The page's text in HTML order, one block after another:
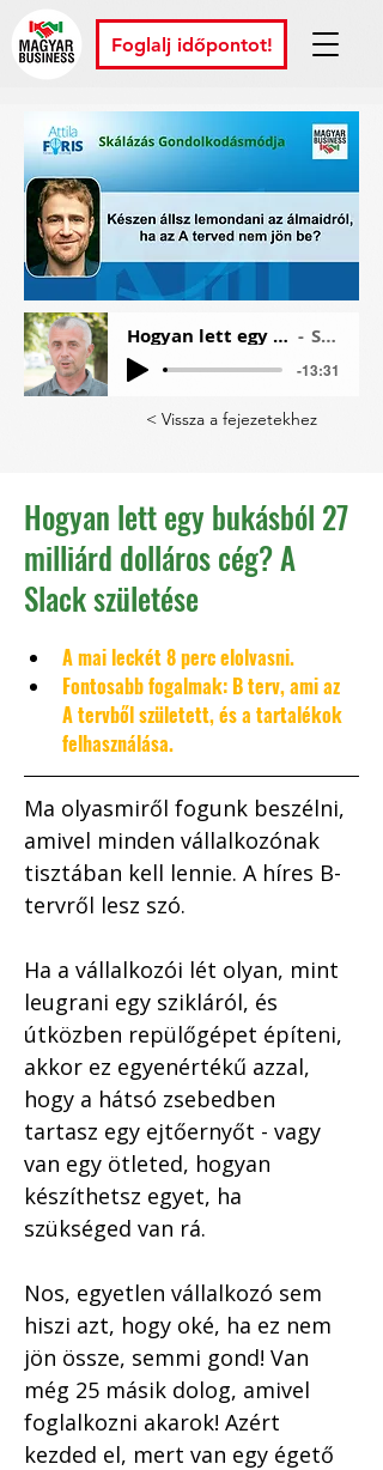
Foglalj időpontot!
Hogyan lett egy bukásból 27 milliárd dolláros cég? A Slack születése Szűcs György Áron
-13:31
< Vissza a fejezetekhez
Hogyan lett egy bukásból 27
milliárd dolláros cég? A
Slack születése
A mai leckét 8 perc elolvasni.
Fontosabb fogalmak: B terv, ami az
A tervből született, és a tartalékok
felhasználása.
Ma olyasmiről fogunk beszélni,
amivel minden vállalkozónak
tisztában kell lennie. A híres B-
tervről lesz szó.
Ha a vállalkozói lét olyan, mint
leugrani egy szikláról, és
útközben repülőgépet építeni,
akkor ez egyenértékű azzal,
hogy a hátsó zsebedben
tartasz egy ejtőernyőt - vagy
van egy ötleted, hogyan
készíthetsz egyet, ha
szükséged van rá.
Nos, egyetlen vállalkozó sem
hiszi azt, hogy oké, ha ez nem
jön össze, semmi gond! Van
még 25 másik dolog, amivel
foglalkozni akarok! Azért
kezded el, mert van egy égető